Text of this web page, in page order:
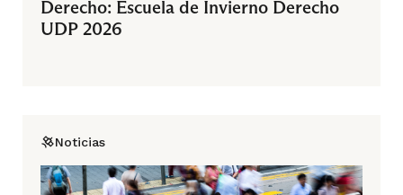
Derecho: Escuela de Invierno Derecho
UDP 2026
Noticias